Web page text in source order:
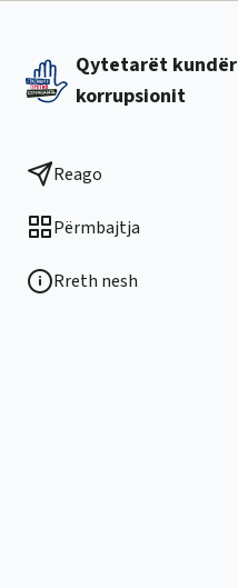
Qytetarët kundër
korrupsionit
Reago
Përmbajtja
Rreth nesh